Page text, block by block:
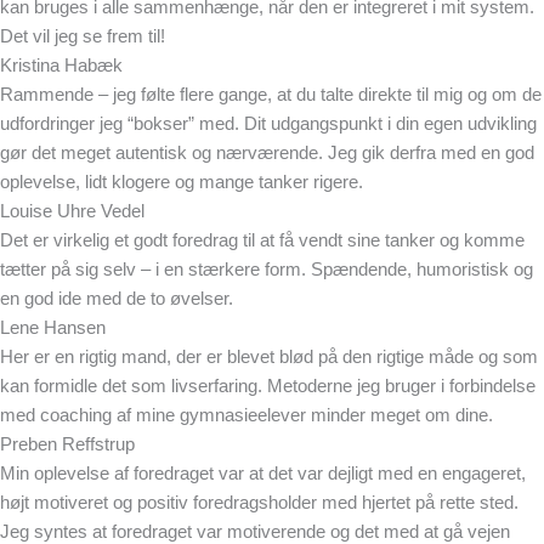
kan bruges i alle sammenhænge, når den er integreret i mit system.
Det vil jeg se frem til!
Kristina Habæk
Rammende – jeg følte flere gange, at du talte direkte til mig og om de
udfordringer jeg “bokser” med. Dit udgangspunkt i din egen udvikling
gør det meget autentisk og nærværende. Jeg gik derfra med en god
oplevelse, lidt klogere og mange tanker rigere.
Louise Uhre Vedel
Det er virkelig et godt foredrag til at få vendt sine tanker og komme
tætter på sig selv – i en stærkere form. Spændende, humoristisk og
en god ide med de to øvelser.
Lene Hansen
Her er en rigtig mand, der er blevet blød på den rigtige måde og som
kan formidle det som livserfaring. Metoderne jeg bruger i forbindelse
med coaching af mine gymnasieelever minder meget om dine.
Preben Reffstrup
Min oplevelse af foredraget var at det var dejligt med en engageret,
højt motiveret og positiv foredragsholder med hjertet på rette sted.
Jeg syntes at foredraget var motiverende og det med at gå vejen